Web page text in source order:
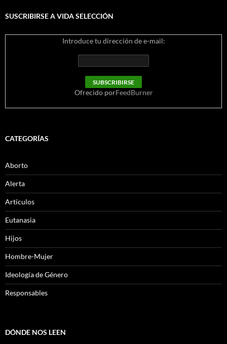
SUSCRIBIRSE A VIDA SELECCIÓN
Introduce tu dirección de e-mail:
Ofrecido porFeedBurner
CATEGORÍAS
Aborto
Alerta
Artículos
Eutanasia
Hijos
Hombre-Mujer
Ideología de Género
Responsables
DÓNDE NOS LEEN